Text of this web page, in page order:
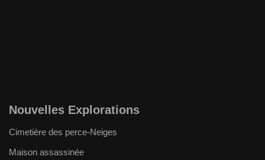
Nouvelles Explorations
Cimetière des perce-Neiges
Maison assassinée